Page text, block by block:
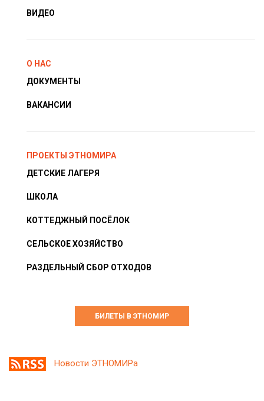
ВИДЕО
О НАС
ДОКУМЕНТЫ
ВАКАНСИИ
ПРОЕКТЫ ЭТНОМИРА
ДЕТСКИЕ ЛАГЕРЯ
ШКОЛА
КОТТЕДЖНЫЙ ПОСЁЛОК
СЕЛЬСКОЕ ХОЗЯЙСТВО
РАЗДЕЛЬНЫЙ СБОР ОТХОДОВ
БИЛЕТЫ В ЭТНОМИР
Новости ЭТНОМИРа